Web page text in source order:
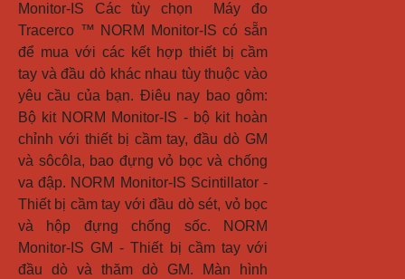
Monitor-IS Các tùy chọn  Máy đo
Tracerco ™ NORM Monitor-IS có sẵn
để mua với các kết hợp thiết bị cầm
tay và đầu dò khác nhau tùy thuộc vào
yêu cầu của bạn. Điêu nay bao gôm:
Bộ kit NORM Monitor-IS - bộ kit hoàn
chỉnh với thiết bị cầm tay, đầu dò GM
và sôcôla, bao đựng vỏ bọc và chống
va đập. NORM Monitor-IS Scintillator -
Thiết bị cầm tay với đầu dò sét, vỏ bọc
và hộp đựng chống sốc. NORM
Monitor-IS GM - Thiết bị cầm tay với
đầu dò và thăm dò GM. Màn hình